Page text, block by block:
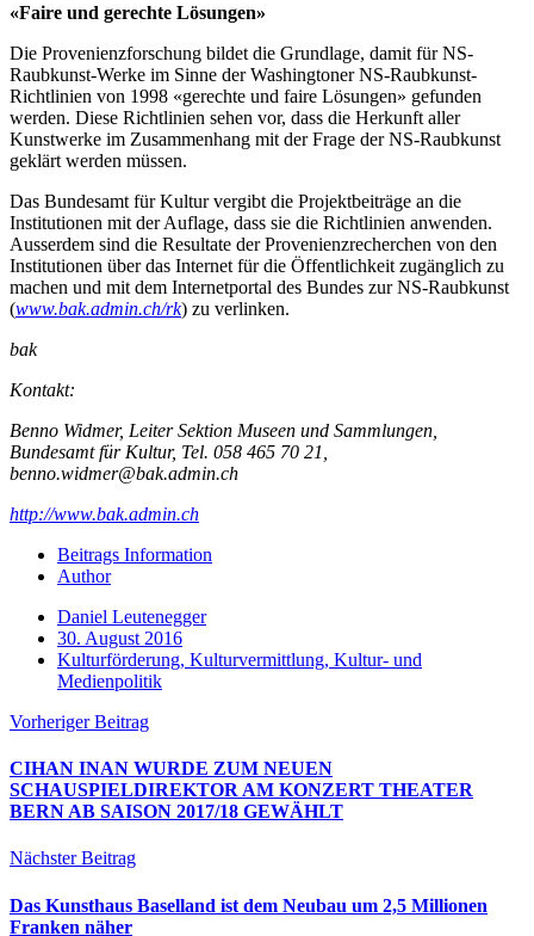
«Faire und gerechte Lösungen»
Die Provenienzforschung bildet die Grundlage, damit für NS-
Raubkunst-Werke im Sinne der Washingtoner NS-Raubkunst-
Richtlinien von 1998 «gerechte und faire Lösungen» gefunden
werden. Diese Richtlinien sehen vor, dass die Herkunft aller
Kunstwerke im Zusammenhang mit der Frage der NS-Raubkunst
geklärt werden müssen.
Das Bundesamt für Kultur vergibt die Projektbeiträge an die
Institutionen mit der Auflage, dass sie die Richtlinien anwenden.
Ausserdem sind die Resultate der Provenienzrecherchen von den
Institutionen über das Internet für die Öffentlichkeit zugänglich zu
machen und mit dem Internetportal des Bundes zur NS-Raubkunst
(www.bak.admin.ch/rk) zu verlinken.
bak
Kontakt:
Benno Widmer, Leiter Sektion Museen und Sammlungen,
Bundesamt für Kultur, Tel. 058 465 70 21,
benno.widmer@bak.admin.ch
http://www.bak.admin.ch
Beitrags Information
Author
Daniel Leutenegger
30. August 2016
Kulturförderung, Kulturvermittlung, Kultur- und
Medienpolitik
Vorheriger Beitrag
CIHAN INAN WURDE ZUM NEUEN
SCHAUSPIELDIREKTOR AM KONZERT THEATER
BERN AB SAISON 2017/18 GEWÄHLT
Nächster Beitrag
Das Kunsthaus Baselland ist dem Neubau um 2,5 Millionen
Franken näher